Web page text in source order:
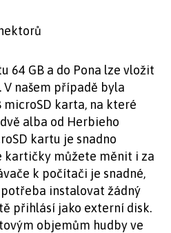
64 GB a do Pona lze vložit
V našem případě byla
microSD karta, na které
alba od Herbieho
kartu je snadno
kartičky můžete měnit i za
k počítači je snadné,
instalovat žádný
přihlásí jako externí disk.
objemům hudby ve